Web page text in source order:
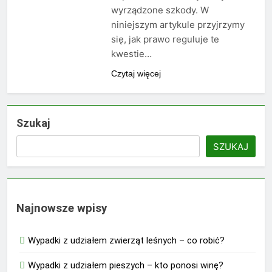
wyrządzone szkody. W
niniejszym artykule przyjrzymy
się, jak prawo reguluje te
kwestie…
Czytaj więcej
Szukaj
SZUKAJ
Najnowsze wpisy
Wypadki z udziałem zwierząt leśnych – co robić?
Wypadki z udziałem pieszych – kto ponosi winę?